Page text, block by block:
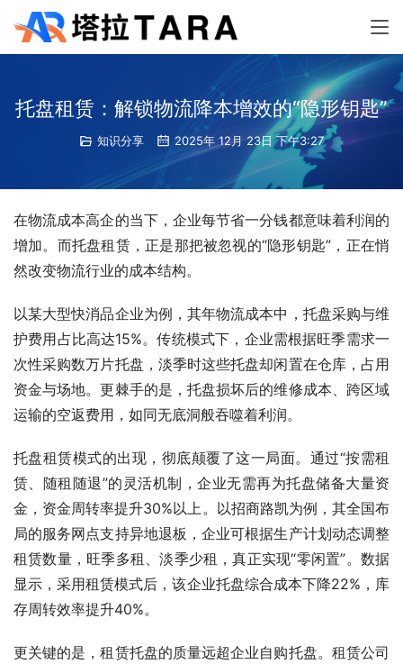
托盘租赁：解锁物流降本增效的“隐形钥匙”
知识分享 2025年 12月 23日 下午3:27
在物流成本高企的当下，企业每节省一分钱都意味着利润的
增加。而托盘租赁，正是那把被忽视的“隐形钥匙”，正在悄
然改变物流行业的成本结构。
以某大型快消品企业为例，其年物流成本中，托盘采购与维
护费用占比高达15%。传统模式下，企业需根据旺季需求一
次性采购数万片托盘，淡季时这些托盘却闲置在仓库，占用
资金与场地。更棘手的是，托盘损坏后的维修成本、跨区域
运输的空返费用，如同无底洞般吞噬着利润。
托盘租赁模式的出现，彻底颠覆了这一局面。通过“按需租
赁、随租随退”的灵活机制，企业无需再为托盘储备大量资
金，资金周转率提升30%以上。以招商路凯为例，其全国布
局的服务网点支持异地退板，企业可根据生产计划动态调整
租赁数量，旺季多租、淡季少租，真正实现“零闲置”。数据
显示，采用租赁模式后，该企业托盘综合成本下降22%，库
存周转效率提升40%。
更关键的是，租赁托盘的质量远超企业自购托盘。租赁公司